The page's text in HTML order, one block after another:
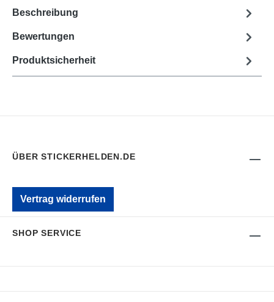
Beschreibung
Bewertungen
Produktsicherheit
ÜBER STICKERHELDEN.DE
Vertrag widerrufen
SHOP SERVICE